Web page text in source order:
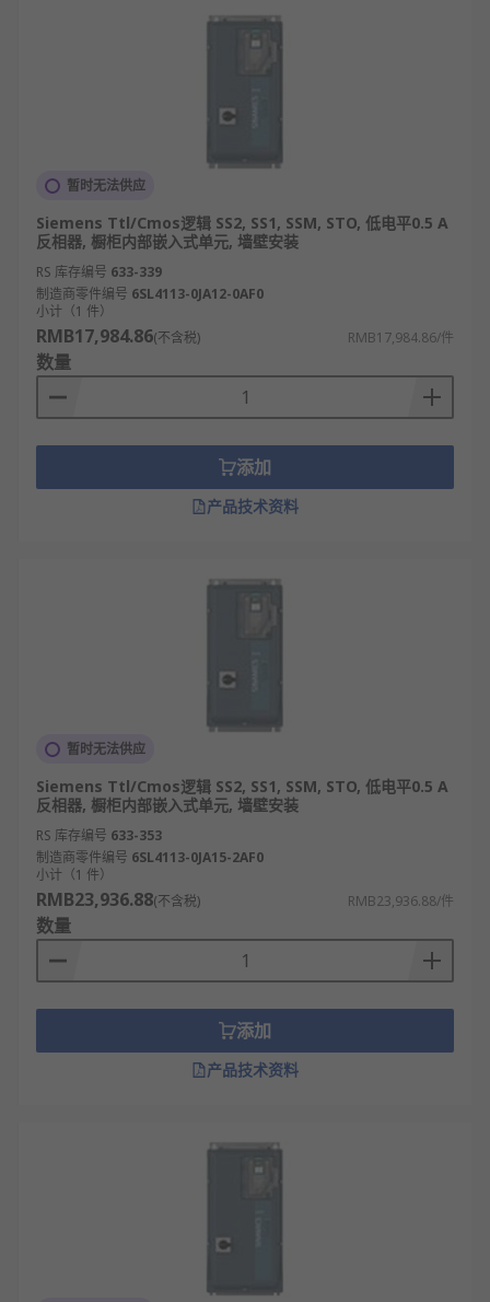
暂时无法供应
Siemens Ttl/Cmos逻辑 SS2, SS1, SSM, STO, 低电平0.5 A
反相器, 橱柜内部嵌入式单元, 墙壁安装
RS 库存编号 633-339
制造商零件编号 6SL4113-0JA12-0AF0
小计（1 件）
RMB17,984.86(不含税) RMB17,984.86/件
数量
添加
产品技术资料
暂时无法供应
Siemens Ttl/Cmos逻辑 SS2, SS1, SSM, STO, 低电平0.5 A
反相器, 橱柜内部嵌入式单元, 墙壁安装
RS 库存编号 633-353
制造商零件编号 6SL4113-0JA15-2AF0
小计（1 件）
RMB23,936.88(不含税) RMB23,936.88/件
数量
添加
产品技术资料